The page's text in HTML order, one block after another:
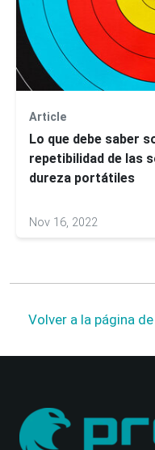
Article
Lo que debe saber
repetibilidad de las
dureza portátiles
Nov 16, 2022
Volver a la página